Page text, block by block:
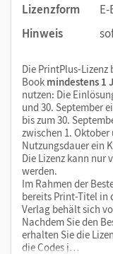
Lizenzform
Hinweis
Die PrintPlus-
Book mindestens 1
nutzen: Die
und 30. September
bis zum 30.
zwischen 1.
Nutzungsdauer ein
Die Lizenz kann nur
werden.
Im Rahmen der
bereits Print-Titel in
Verlag behält sich
Nachdem Sie den
erhalten Sie die
die Codes j…